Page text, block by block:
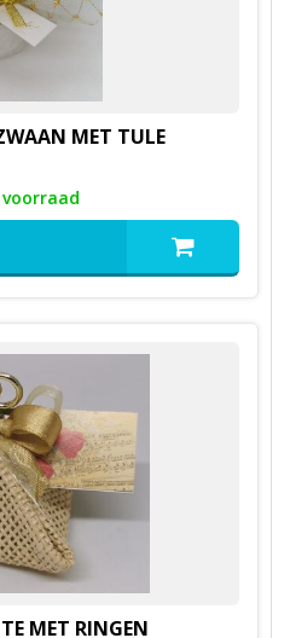
MET TULE
voorraad
MET RINGEN